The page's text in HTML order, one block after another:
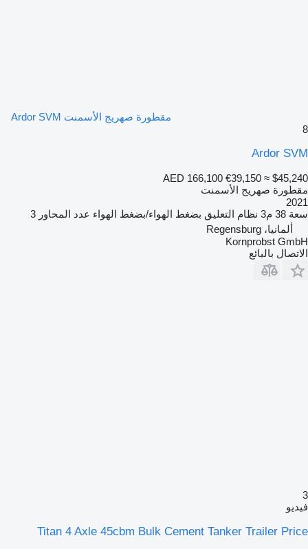
مقطورة صهريج الأسمنت Ardor SVM
8
Ardor SVM
AED 166,100 €39,150 ≈ $45,240
مقطورة صهريج الأسمنت
2021
سعة 38 م3 نظام التعليق بضغط الهواء/بضغط الهواء عدد المحاور 3
ألمانيا، Regensburg
Kornprobst GmbH
الاتصال بالبائع
3
فيديو
Titan 4 Axle 45cbm Bulk Cement Tanker Trailer Price